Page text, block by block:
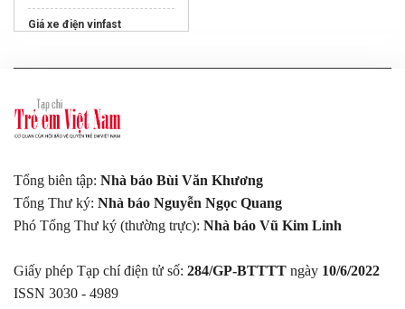
Giá xe điện vinfast
Tổng biên tập: Nhà báo Bùi Văn Khương
Tổng Thư ký: Nhà báo Nguyễn Ngọc Quang
Phó Tổng Thư ký (thường trực): Nhà báo Vũ Kim Linh
Giấy phép Tạp chí điện tử số: 284/GP-BTTTT ngày 10/6/2022
ISSN 3030 - 4989